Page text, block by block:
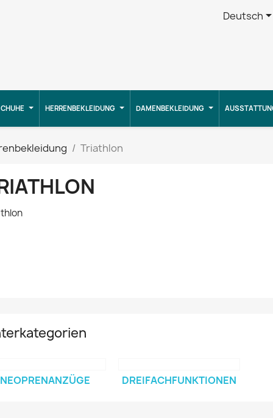
Deutsch
HERRENBEKLEIDUNG DAMENBEKLEIDUNG
Triathlon
NEOPRENANZÜGE DREIFACHFUNKTIONEN